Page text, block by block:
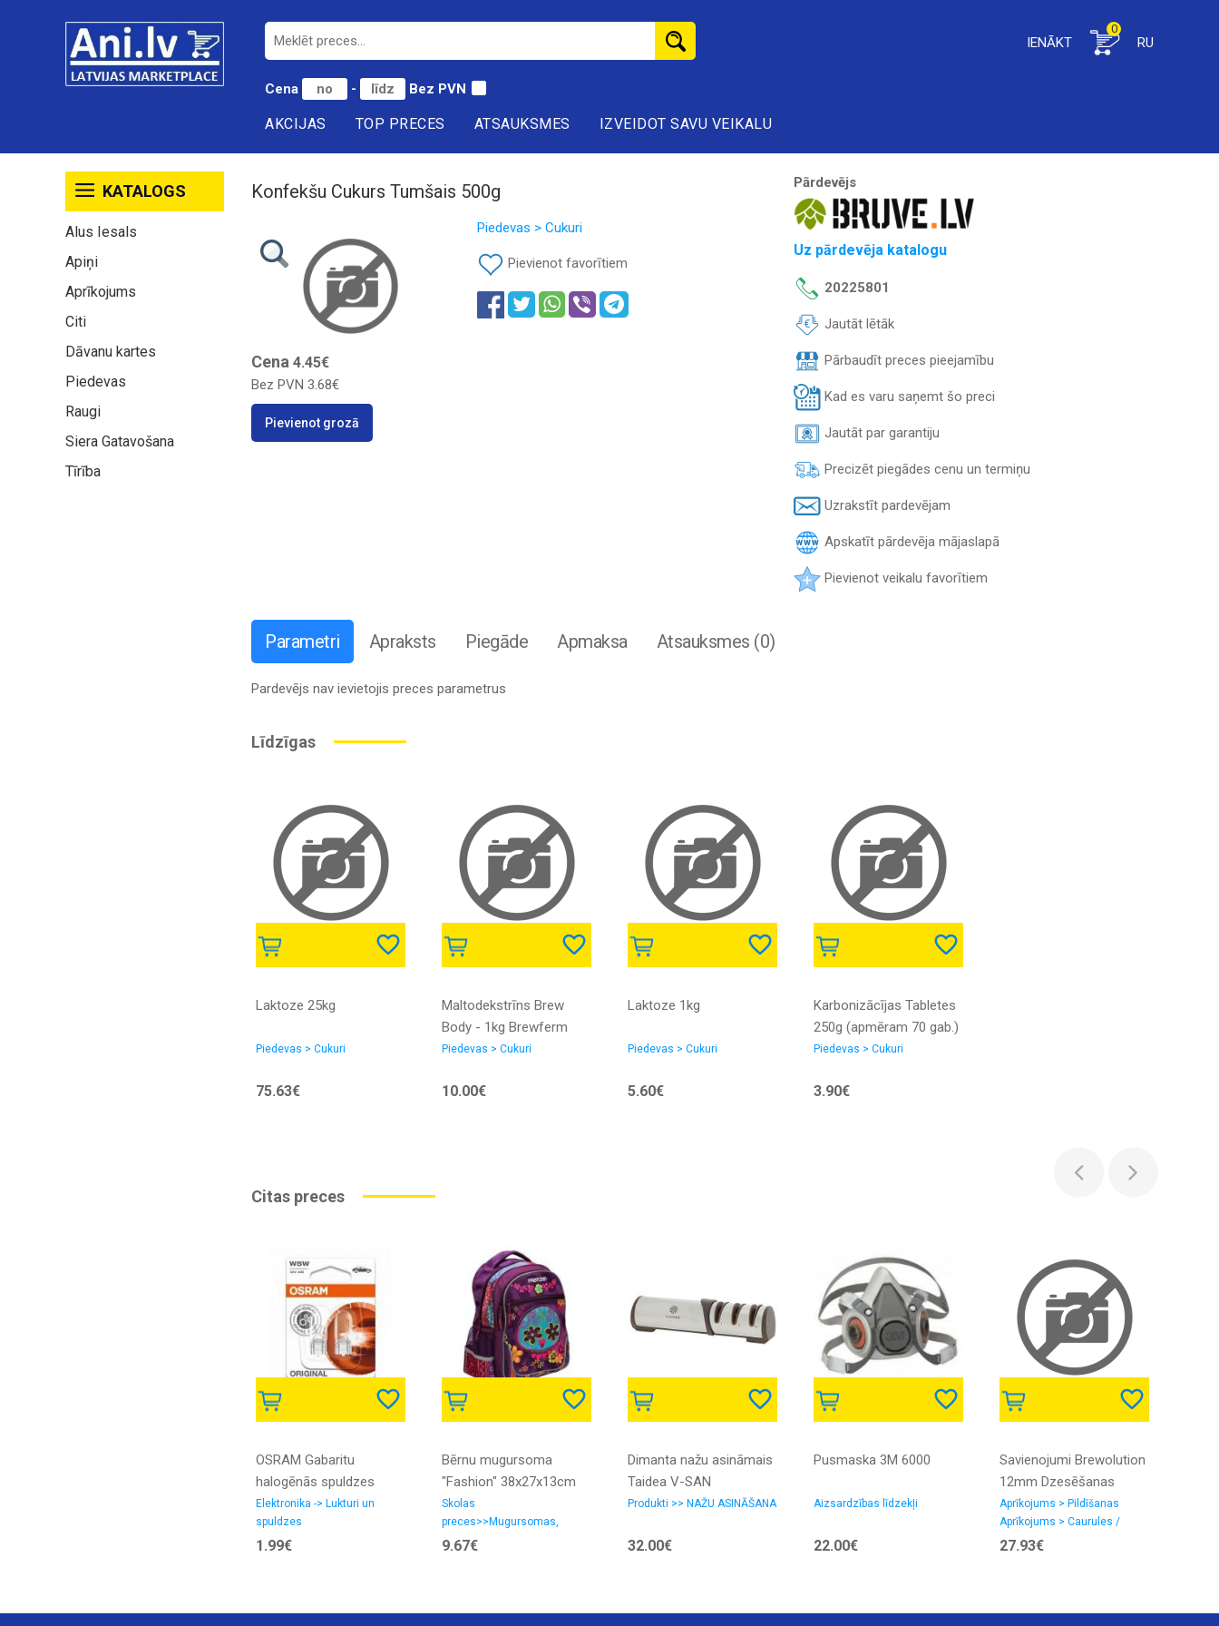
Cena - Bez PVN
IENĀKT
0
RU
AKCIJAS TOP PRECES ATSAUKSMES IZVEIDOT SAVU VEIKALU
KATALOGS
Alus Iesals
Apiņi
Aprīkojums
Citi
Dāvanu kartes
Piedevas
Raugi
Siera Gatavošana
Tīrība
Konfekšu Cukurs Tumšais 500g
Piedevas > Cukuri
Pievienot favorītiem
Cena 4.45€
Bez PVN 3.68€
Pievienot grozā
Pārdevējs
Uz pārdevēja katalogu
20225801
Jautāt lētāk
Pārbaudīt preces pieejamību
Kad es varu saņemt šo preci
Jautāt par garantiju
Precizēt piegādes cenu un termiņu
Uzrakstīt pardevējam
Apskatīt pārdevēja mājaslapā
Pievienot veikalu favorītiem
Parametri Apraksts Piegāde Apmaksa Atsauksmes (0)
Pardevējs nav ievietojis preces parametrus
Līdzīgas
Laktoze 25kg
Piedevas > Cukuri
75.63€
Maltodekstrīns Brew
Body - 1kg Brewferm
Piedevas > Cukuri
10.00€
Laktoze 1kg
Piedevas > Cukuri
5.60€
Karbonizācījas Tabletes
250g (apmēram 70 gab.)
Kegland
Piedevas > Cukuri
3.90€
Citas preces
OSRAM Gabaritu
halogēnās spuldzes
W5W 5W ORIGINAL (x2)
4050300925684
Elektronika -> Lukturi un
spuldzes
1.99€
Bērnu mugursoma
"Fashion" 38x27x13сm
Skolas
preces>>Mugursomas,
penāļi, somas apaviem,
9.67€
Dimanta nažu asināmais
Taidea V-SAN
(360/600/800)
Produkti >> NAŽU ASINĀŠANA
32.00€
Pusmaska 3M 6000
Aizsardzības līdzekļi
22.00€
Savienojumi Brewolution
12mm Dzesēšanas
Spirālei
Aprīkojums > Pildīšanas
Aprīkojums > Caurules /
Savienojumi
27.93€